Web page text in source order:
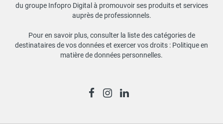
du groupe Infopro Digital à promouvoir ses produits et services
auprès de professionnels.
Pour en savoir plus, consulter la liste des catégories de
destinataires de vos données et exercer vos droits : Politique en
matière de données personnelles.